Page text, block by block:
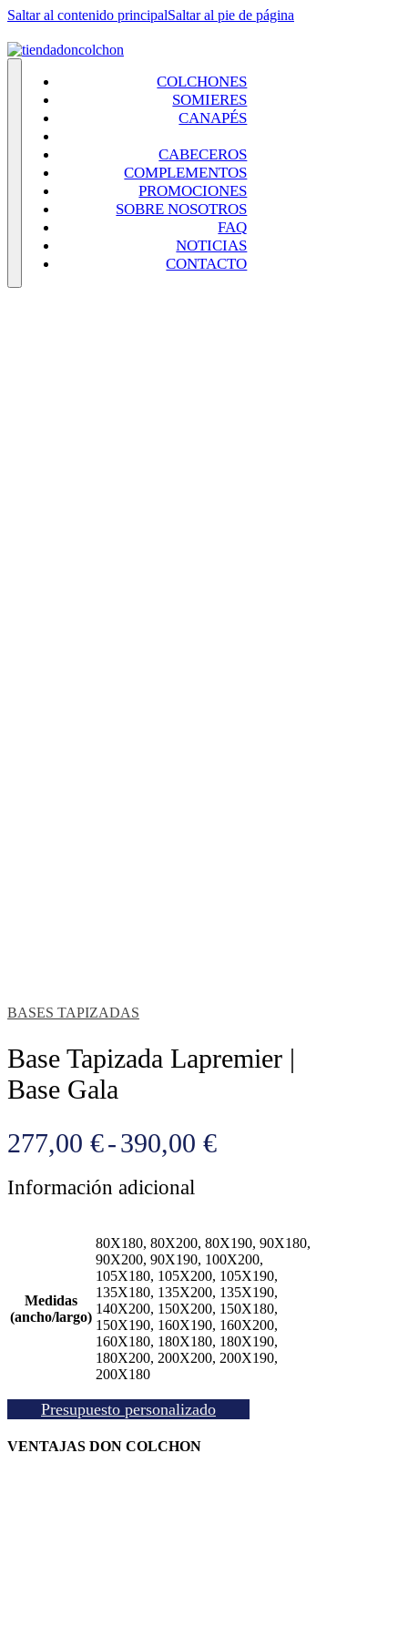
Saltar al contenido principalSaltar al pie de página
COLCHONES
SOMIERES
CANAPÉS
CABECEROS
COMPLEMENTOS
PROMOCIONES
SOBRE NOSOTROS
FAQ
NOTICIAS
CONTACTO
BASES TAPIZADAS
Base Tapizada Lapremier |
Base Gala
277,00 €-390,00 €Rango
desde
277,00 €
hasta
390,00 €
Información adicional
Medidas
(ancho/largo)
80X180, 80X200, 80X190, 90X180,
90X200, 90X190, 100X200,
105X180, 105X200, 105X190,
135X180, 135X200, 135X190,
140X200, 150X200, 150X180,
150X190, 160X190, 160X200,
160X180, 180X180, 180X190,
180X200, 200X200, 200X190,
200X180
Presupuesto personalizado
VENTAJAS DON COLCHON